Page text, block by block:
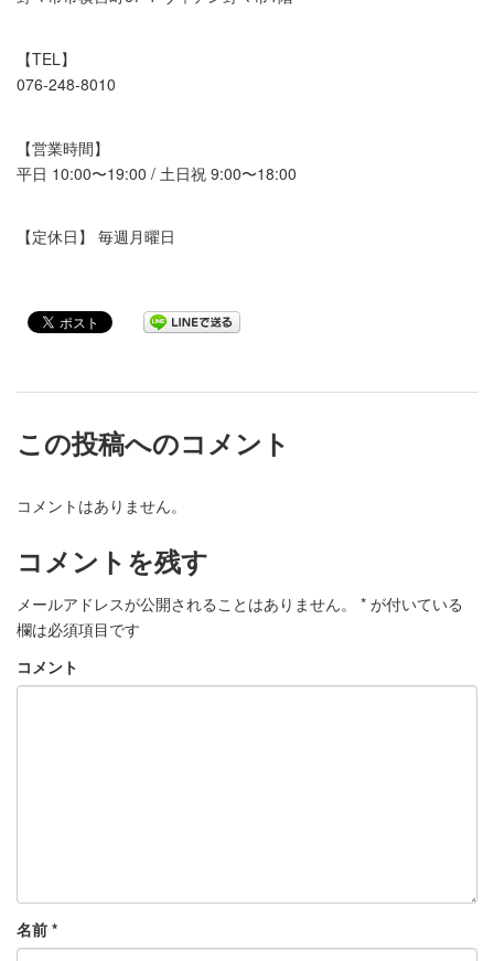
【TEL】
076-248-8010
【営業時間】
平日 10:00〜19:00 / 土日祝 9:00〜18:00
【定休日】 毎週月曜日
この投稿へのコメント
コメントはありません。
コメントを残す
メールアドレスが公開されることはありません。 * が付いている
欄は必須項目です
コメント
名前 *